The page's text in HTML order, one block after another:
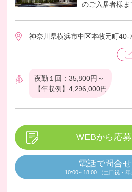
のご入居者様ま
若手のスタッフ
のお客様への
るので介護職
休むことができ
看護業務として
る時間を持って
ようになります
ランダ横濱三
お待ちしており
神奈川県横浜市中区本牧元町40-7
夜勤１回：35,800円～
【年収例】4,296,000円
WEBから応
電話で問合
10:00～18:00 （土日祝・年